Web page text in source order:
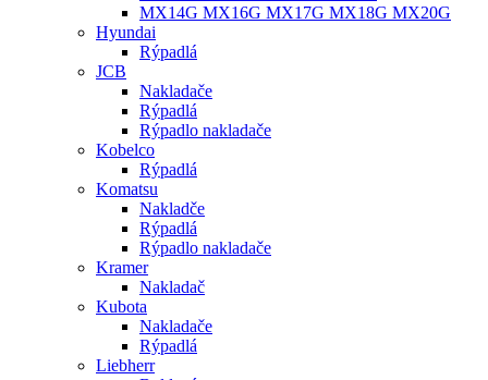
MX14G MX16G MX17G MX18G MX20G
Hyundai
Rýpadlá
JCB
Nakladače
Rýpadlá
Rýpadlo nakladače
Kobelco
Rýpadlá
Komatsu
Nakladče
Rýpadlá
Rýpadlo nakladače
Kramer
Nakladač
Kubota
Nakladače
Rýpadlá
Liebherr